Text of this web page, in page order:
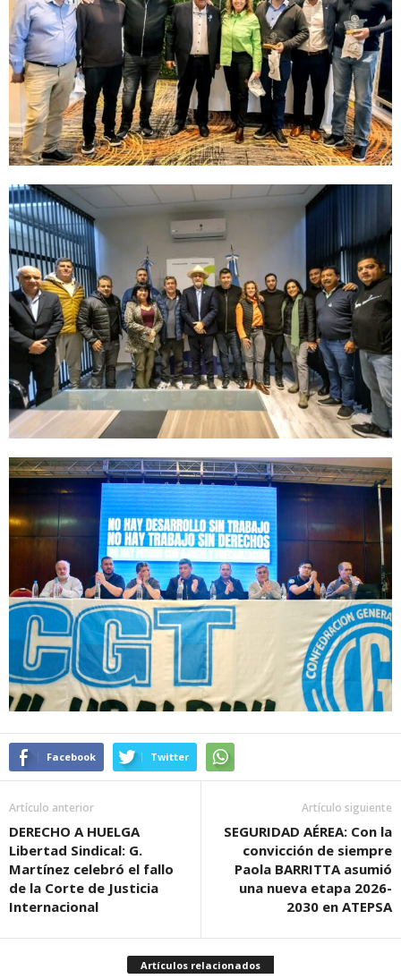
Facebook Twitter
Artículo anterior
DERECHO A HUELGA
Libertad Sindical: G.
Martínez celebró el fallo
de la Corte de Justicia
Internacional
Artículo siguiente
SEGURIDAD AÉREA: Con la
convicción de siempre
Paola BARRITTA asumió
una nueva etapa 2026-
2030 en ATEPSA
Artículos relacionados